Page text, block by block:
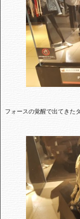
フォースの覚醒で出てきた